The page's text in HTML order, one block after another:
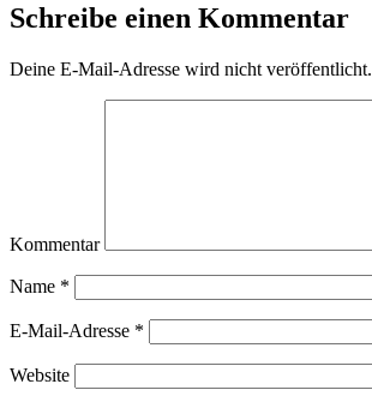
Schreibe einen Kommentar
Deine E-Mail-Adresse wird nicht veröffentlicht.
Kommentar
Name *
E-Mail-Adresse *
Website